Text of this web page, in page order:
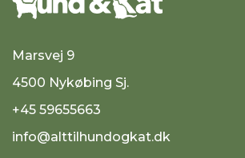
Marsvej 9
4500 Nykøbing Sj.
+45 59655663
info@alttilhundogkat.dk